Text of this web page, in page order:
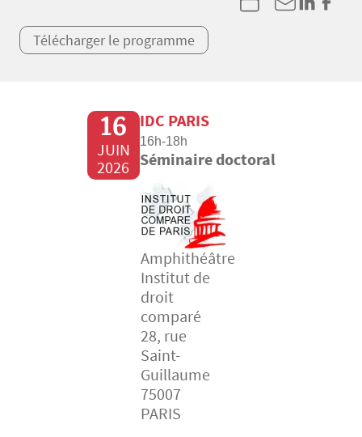
Télécharger le programme
16
JUIN
2026
IDC PARIS
16h-18h
Séminaire doctoral
Amphithéâtre
Institut de
droit
comparé
28, rue
Saint-
Guillaume
75007
PARIS